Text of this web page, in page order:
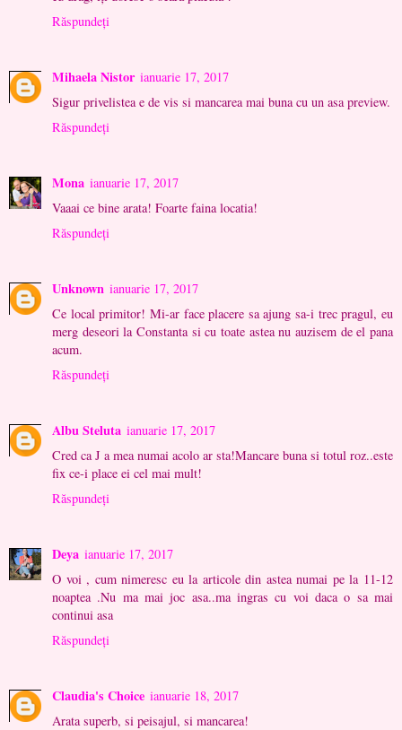
Răspundeți
Mihaela Nistor ianuarie 17, 2017
Sigur privelistea e de vis si mancarea mai buna cu un asa preview.
Răspundeți
Mona ianuarie 17, 2017
Vaaai ce bine arata! Foarte faina locatia!
Răspundeți
Unknown ianuarie 17, 2017
Ce local primitor! Mi-ar face placere sa ajung sa-i trec pragul, eu
merg deseori la Constanta si cu toate astea nu auzisem de el pana
acum.
Răspundeți
Albu Steluta ianuarie 17, 2017
Cred ca J a mea numai acolo ar sta!Mancare buna si totul roz..este
fix ce-i place ei cel mai mult!
Răspundeți
Deya ianuarie 17, 2017
O voi , cum nimeresc eu la articole din astea numai pe la 11-12
noaptea .Nu ma mai joc asa..ma ingras cu voi daca o sa mai
continui asa
Răspundeți
Claudia's Choice ianuarie 18, 2017
Arata superb, si peisajul, si mancarea!